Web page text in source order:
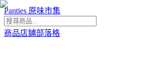
Panties 原味市集
商品店鋪部落格